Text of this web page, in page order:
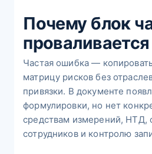
Почему блок
проваливается
Частая ошибка —
матрицу рисков без
привязки. В документе
формулировки, но нет
средствам измерений, НТД,
сотрудников и контролю